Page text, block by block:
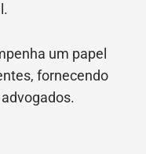
um papel
fornecendo